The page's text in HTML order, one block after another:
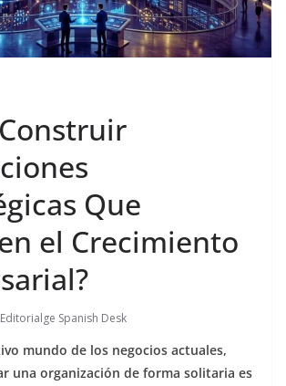
Que
el Crecimiento
Editorialge Spanish Desk
mundo de los negocios actuales,
una organización de forma solitaria es